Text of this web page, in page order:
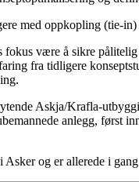
med oppkopling
være å sikre
fra tidligere
Askja/Krafla-
anlegg, først
og er allerede i